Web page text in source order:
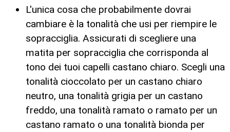
L'unica cosa che probabilmente dovrai
cambiare è la tonalità che usi per riempire le
sopracciglia. Assicurati di scegliere una
matita per sopracciglia che corrisponda al
tono dei tuoi capelli castano chiaro. Scegli una
tonalità cioccolato per un castano chiaro
neutro, una tonalità grigia per un castano
freddo, una tonalità ramato o ramato per un
castano ramato o una tonalità bionda per